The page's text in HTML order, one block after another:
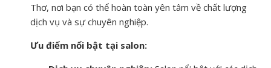
Thơ, nơi bạn có thể hoàn toàn yên tâm về chất lượng
dịch vụ và sự chuyên nghiệp.
Ưu điểm nổi bật tại salon: